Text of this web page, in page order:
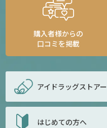
購入者様からの
口コミを掲載
アイドラッグストアー
はじめての方へ